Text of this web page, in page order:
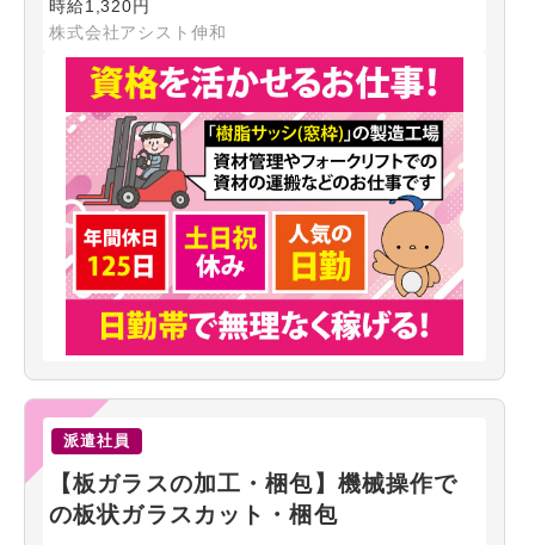
時給1,320円
株式会社アシスト伸和
派遣社員
【板ガラスの加工・梱包】機械操作で
の板状ガラスカット・梱包